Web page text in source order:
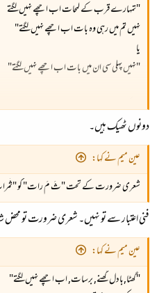
"تمہارے قرب کے لمحات اب اچھے نہیں لگتے
نہیں تم میں رہی وہ بات اب اچھے نہیں لگتے"
یا
"نہیں پہلی سی ان میں بات اب اچھے نہیں لگتے"
ایساکر لوں تو ٹھیک رہے گا؟
دونوں ٹھیک ہیں۔
عین میم نے کہا:
شعری ضرورت کے تحت "ثَ مَ رات" کو "ثَمرات"
فنی اعتبار سے تو نہیں۔ شعری ضرورت تو محض
عین میم نے کہا:
"گھٹا,بادل گھنے, برسات, اب اچھے نہیں لگتے"